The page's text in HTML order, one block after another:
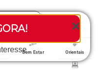
Toggle
Bem Estar Orientais